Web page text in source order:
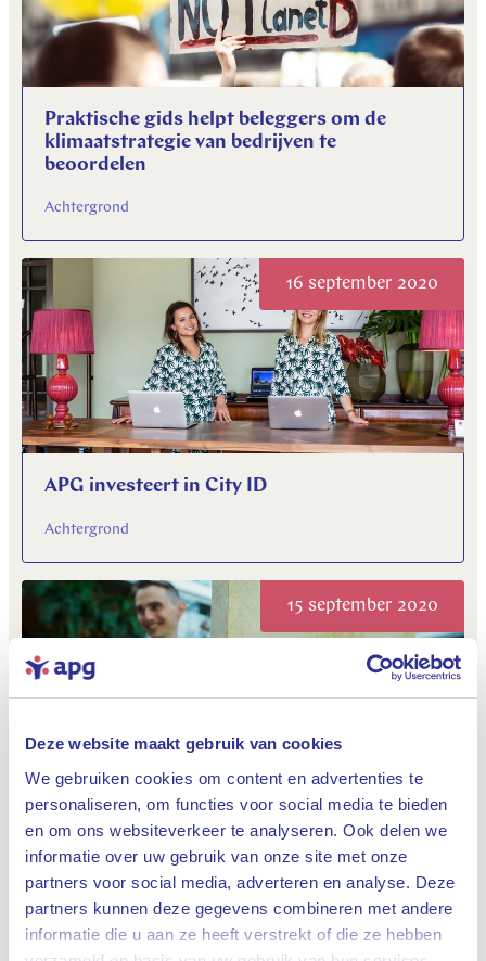
Deze website maakt gebruik van cookies
We gebruiken cookies om content en advertenties te
personaliseren, om functies voor social media te bieden
en om ons websiteverkeer te analyseren. Ook delen we
informatie over uw gebruik van onze site met onze
partners voor social media, adverteren en analyse. Deze
partners kunnen deze gegevens combineren met andere
informatie die u aan ze heeft verstrekt of die ze hebben
Sluiten
Praktische gids helpt beleggers om de
klimaatstrategie van bedrijven te
beoordelen
Achtergrond
16 september 2020
APG investeert in City ID
Achtergrond
15 september 2020
Meer of minder te besteden in 2021? 6
vragen over Prinsjesdag en pensioen
Pensioenen, Maatschappelijk betrokken
11 september 2020